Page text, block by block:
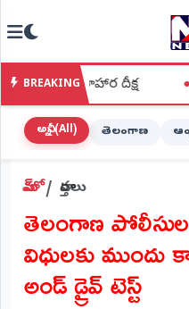
హోమ్
(Home)
STREAMING
లైవ్
(Live
TV)
BREAKING
నిరాహార దీక్ష ●శ్రీశైలం
అన్నీ (All) తెలంగాణ
హోమ్ వార్తలు
తెలంగాణ
విధులకు ముందు
అండ్ డ్రైవ్ టెస్ట్